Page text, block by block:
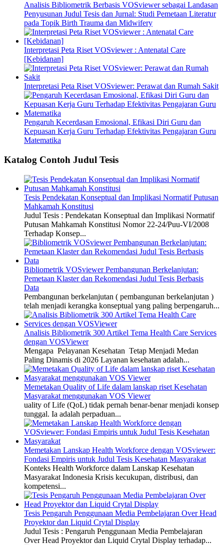
Analisis Bibliometrik Berbasis VOSviewer sebagai Landasan
Penyusunan Judul Tesis dan Jurnal: Studi Pemetaan Literatur
pada Topik Birth Trauma dan Midwifery
Interpretasi Peta Riset VOSviewer : Antenatal Care
[Kebidanan]
Interpretasi Peta Riset VOSviewer: Perawat dan Rumah Sakit
Pengaruh Kecerdasan Emosional, Efikasi Diri Guru dan
Kepuasan Kerja Guru Terhadap Efektivitas Pengajaran Guru
Matematika
Katalog Contoh Judul Tesis
Tesis Pendekatan Konseptual dan Implikasi Normatif Putusan
Mahkamah Konstitusi
Judul Tesis : Pendekatan Konseptual dan Implikasi Normatif
Putusan Mahkamah Konstitusi Nomor 22-24/Puu-VI/2008
Terhadap Konsep...
Bibliometrik VOSviewer Pembangunan Berkelanjutan:
Pemetaan Klaster dan Rekomendasi Judul Tesis Berbasis
Data
Pembangunan berkelanjutan ( pembangunan berkelanjutan )
telah menjadi kerangka konseptual yang paling berpengaruh...
Analisis Bibliometrik 300 Artikel Tema Health Care Services
dengan VOSViewer
Mengapa Pelayanan Kesehatan Tetap Menjadi Medan
Paling Dinamis di 2026 Layanan kesehatan adalah...
Memetakan Quality of Life dalam lanskap riset Kesehatan
Masyarakat menggunakan VOS Viewer
uality of Life (QoL) tidak pernah benar-benar menjadi konsep
tunggal. Ia adalah perpaduan...
Memetakan Lanskap Health Workforce dengan VOSviewer:
Fondasi Empiris untuk Judul Tesis Kesehatan Masyarakat
Konteks Health Workforce dalam Lanskap Kesehatan
Masyarakat Indonesia Krisis kecukupan, distribusi, dan
kompetensi...
Tesis Pengaruh Penggunaan Media Pembelajaran Over Head
Proyektor dan Liquid Crytal Display
Judul Tesis : Pengaruh Penggunaan Media Pembelajaran
Over Head Proyektor dan Liquid Crytal Display terhadap...